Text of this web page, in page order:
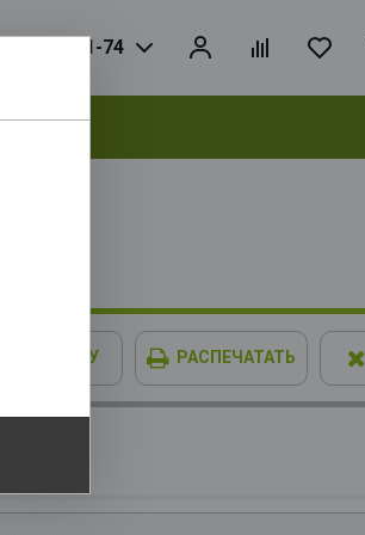
728-81-74
В КОРЗИНУ РАСПЕЧАТАТЬ